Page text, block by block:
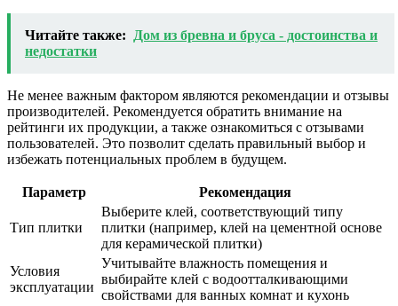
Читайте также: Дом из бревна и бруса - достоинства и
недостатки
Не менее важным фактором являются рекомендации и отзывы
производителей. Рекомендуется обратить внимание на
рейтинги их продукции, а также ознакомиться с отзывами
пользователей. Это позволит сделать правильный выбор и
избежать потенциальных проблем в будущем.
Параметр Рекомендация
Тип плитки
Выберите клей, соответствующий типу
плитки (например, клей на цементной основе
для керамической плитки)
Условия
эксплуатации
Учитывайте влажность помещения и
выбирайте клей с водоотталкивающими
свойствами для ванных комнат и кухонь